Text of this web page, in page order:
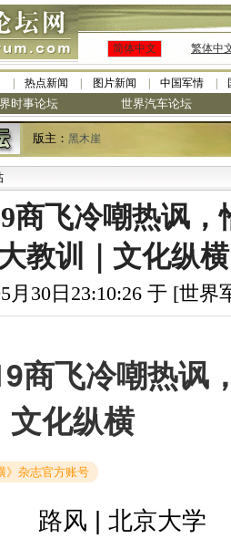
简体中文 繁体中
热点新闻 图片新闻 中国军情
时事论坛 世界汽车论坛
版主： 黑木崖
商飞冷嘲热讽
大教训｜文化纵
月30日23:10:26 于 [世
商飞冷嘲热讽
文化纵横
》杂志官方账号
路风 | 北京大学